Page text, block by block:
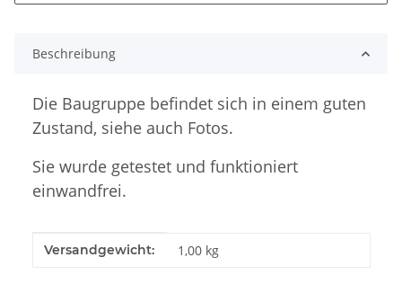
Beschreibung
Die Baugruppe befindet sich in einem guten
Zustand, siehe auch Fotos.
Sie wurde getestet und funktioniert
einwandfrei.
Produkteigenschaft
Wert
Versandgewicht: 1,00 kg